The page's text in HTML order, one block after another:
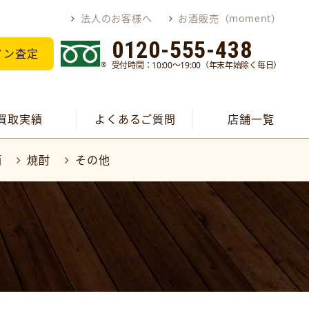
法人のお客様へ お酒販売（moment）
査定 0120-555-438
受付時間：10:00～19:00（年末年始除く毎日）
取実績 よくあるご質問 店舗一覧
焼酎 その他